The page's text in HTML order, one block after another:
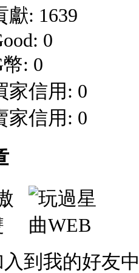
獻: 1639
0
幣: 0
家信用: 0
家信用: 0
到我的好友